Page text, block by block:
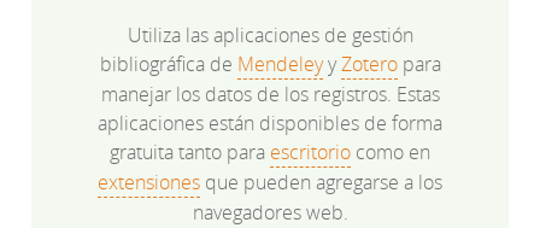
Utiliza las aplicaciones de gestión
bibliográfica de MendeleyyZoteropara
manejar los datos de los registros. Estas
aplicaciones están disponibles de forma
gratuita tanto para escritorio como en
extensiones que pueden agregarse a los
navegadores web.